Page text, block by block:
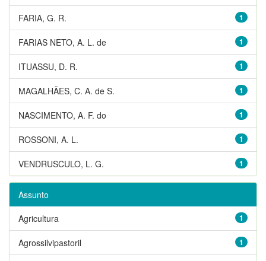
1
FARIA, G. R.
1
FARIAS NETO, A. L. de
1
ITUASSU, D. R.
1
MAGALHÃES, C. A. de S.
1
NASCIMENTO, A. F. do
1
ROSSONI, A. L.
1
VENDRUSCULO, L. G.
Assunto
1
Agricultura
1
Agrossilvipastoril